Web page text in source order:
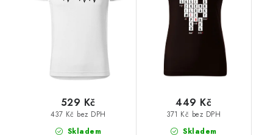
Skladem
437 Kč bez DPH
529 Kč
Skladem
371 Kč bez DPH
449 Kč